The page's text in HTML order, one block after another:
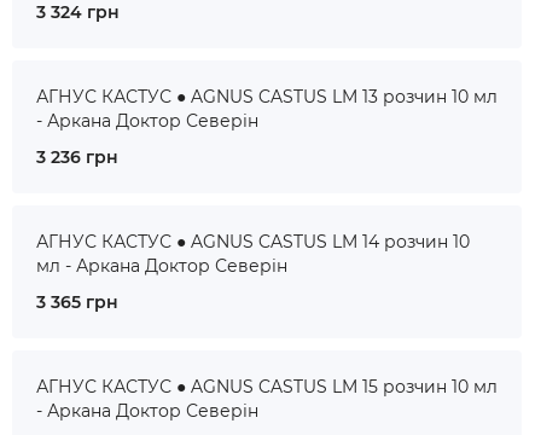
3 324 грн
АГНУС КАСТУС ● AGNUS CASTUS LM 13 розчин 10 мл
- Аркана Доктор Северін
3 236 грн
АГНУС КАСТУС ● AGNUS CASTUS LM 14 розчин 10
мл - Аркана Доктор Северін
3 365 грн
АГНУС КАСТУС ● AGNUS CASTUS LM 15 розчин 10 мл
- Аркана Доктор Северін